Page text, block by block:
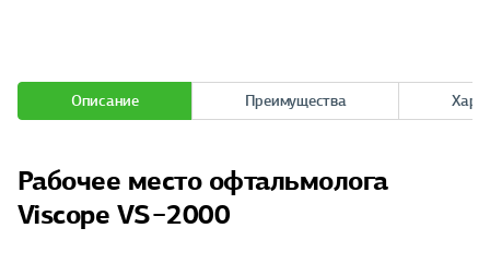
Описание Преимущества
Рабочее место офтальмолога
Viscope VS−2000